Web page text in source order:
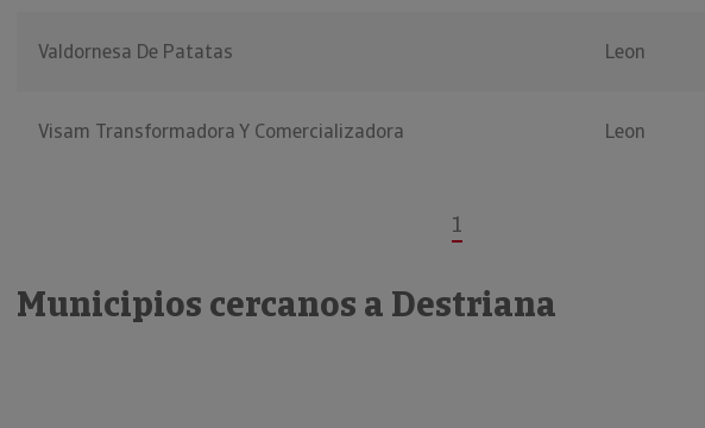
Valdornesa De Patatas Leon
Visam Transformadora Y Comercializadora Leon
1
Municipios cercanos a Destriana